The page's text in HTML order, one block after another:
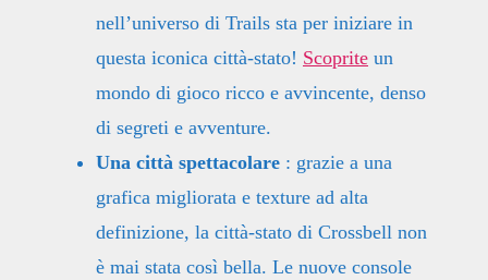
nell’universo di Trails sta per iniziare in
questa iconica città-stato! Scoprite un
mondo di gioco ricco e avvincente, denso
di segreti e avventure.
Una città spettacolare : grazie a una
grafica migliorata e texture ad alta
definizione, la città-stato di Crossbell non
è mai stata così bella. Le nuove console